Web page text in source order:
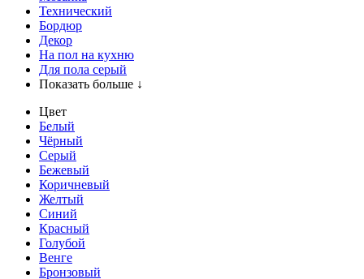
Технический
Бордюр
Декор
На пол на кухню
Для пола серый
Показать больше ↓
Цвет
Белый
Чёрный
Серый
Бежевый
Коричневый
Желтый
Синий
Красный
Голубой
Венге
Бронзовый